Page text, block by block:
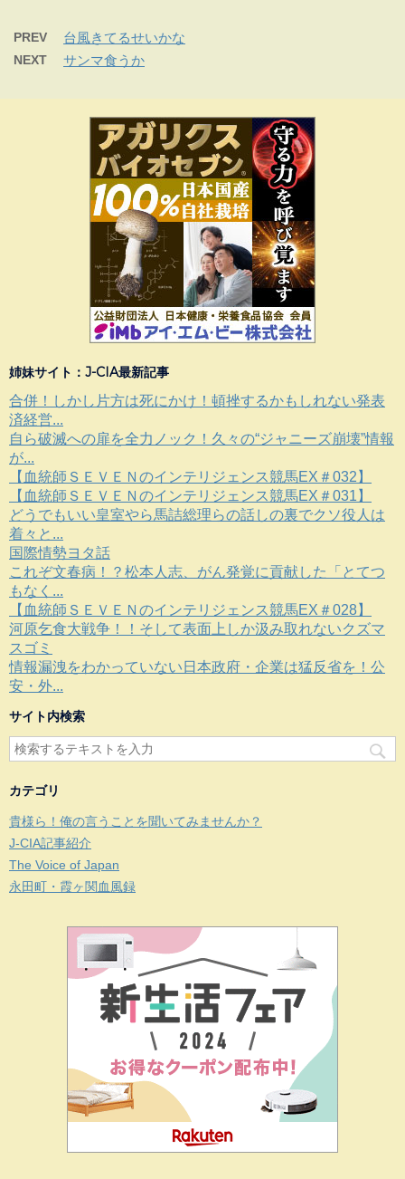
PREV 台風きてるせいかな
NEXT サンマ食うか
姉妹サイト：J-CIA最新記事
合併！しかし片方は死にかけ！頓挫するかもしれない発表
済経営...
自ら破滅への扉を全力ノック！久々の“ジャニーズ崩壊”情報
が...
【血統師ＳＥＶＥＮのインテリジェンス競馬EX＃032】
【血統師ＳＥＶＥＮのインテリジェンス競馬EX＃031】
どうでもいい皇室やら馬詰総理らの話しの裏でクソ役人は
着々と...
国際情勢ヨタ話
これぞ文春病！？松本人志、がん発覚に貢献した「とてつ
もなく...
【血統師ＳＥＶＥＮのインテリジェンス競馬EX＃028】
河原乞食大戦争！！そして表面上しか汲み取れないクズマ
スゴミ
情報漏洩をわかっていない日本政府・企業は猛反省を！公
安・外...
サイト内検索
カテゴリ
貴様ら！俺の言うことを聞いてみませんか？
J-CIA記事紹介
The Voice of Japan
永田町・霞ヶ関血風録